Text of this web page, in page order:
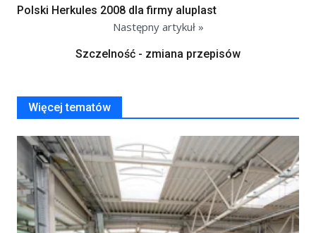
Polski Herkules 2008 dla firmy aluplast
Następny artykuł »
Szczelność - zmiana przepisów
Więcej tematów